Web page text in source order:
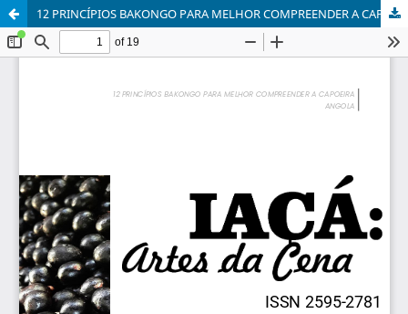
12 PRINCÍPIOS BAKONGO PARA MELHOR COMPREENDER A CAPOEIRA ANGOLA